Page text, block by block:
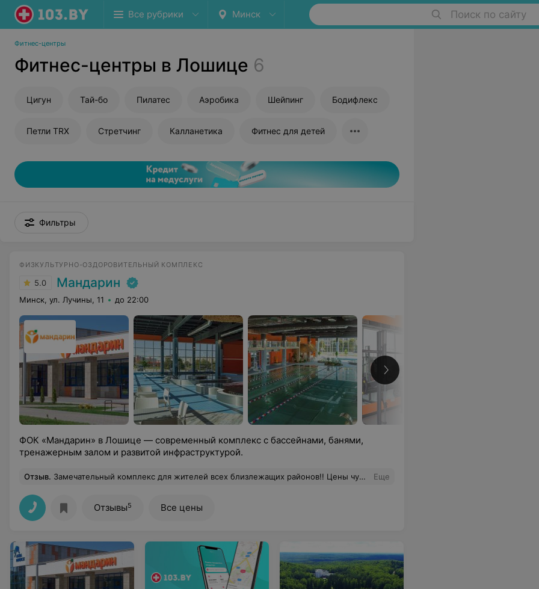
Все рубрики Минск Поиск по сайту
Фитнес-центры
Фитнес-центры в Лошице 6
Цигун Тай-бо Пилатес Аэробика Шейпинг Бодифлекс
Петли TRX Стретчинг Калланетика Фитнес для детей
Фильтры
ФИЗКУЛЬТУРНО-ОЗДОРОВИТЕЛЬНЫЙ КОМПЛЕКС
5.0 Мандарин
Минск, ул. Лучины, 11 до 22:00
ФОК «Мандарин» в Лошице — современный комплекс с бассейнами, банями,
тренажерным залом и развитой инфраструктурой.
Отзыв. Замечательный комплекс для жителей всех близлежащих районов!! Цены чуть выше средних - супер, нет толп народа! Строгое время - отлично, нет людей которые ходят как в аквапарк) Из-за вышеперечисленного и отсутствия сеансовой системы в раздевалке, душевых и на дорожке всегда находишься практически один. Для самых стеснительных, есть отдельные душевые комнатеабины и раздевалки. Вода в бассейне нужной температура и не очень хлорированная. Было бы хорошо добавить занятия с тренером для детей, чтобы можно было ходить семьями Еще
Отзывы5 Все цены